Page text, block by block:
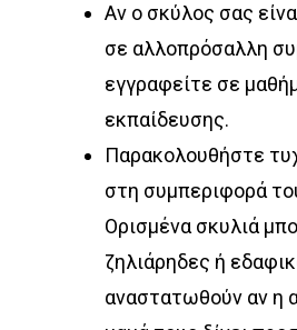
Αν ο σκύλος σας
σε αλλοπρόσαλλη
εγγραφείτε σε
εκπαίδευσης.
Παρακολουθήστε
στη συμπεριφορά
Ορισμένα σκυλιά
ζηλιάρηδες ή
αναστατωθούν αν η